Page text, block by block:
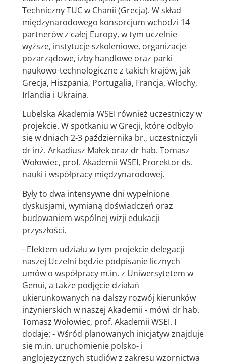
Techniczny TUC w Chanii (Grecja). W skład
międzynarodowego konsorcjum wchodzi 14
partnerów z całej Europy, w tym uczelnie
wyższe, instytucje szkoleniowe, organizacje
pozarządowe, izby handlowe oraz parki
naukowo-technologiczne z takich krajów, jak
Grecja, Hiszpania, Portugalia, Francja, Włochy,
Irlandia i Ukraina.
Lubelska Akademia WSEI również uczestniczy w
projekcie. W spotkaniu w Grecji, które odbyło
się w dniach 2-3 października br., uczestniczyli
dr inż. Arkadiusz Małek oraz dr hab. Tomasz
Wołowiec, prof. Akademii WSEI, Prorektor ds.
nauki i współpracy międzynarodowej.
Były to dwa intensywne dni wypełnione
dyskusjami, wymianą doświadczeń oraz
budowaniem wspólnej wizji edukacji
przyszłości.
- Efektem udziału w tym projekcie delegacji
naszej Uczelni będzie podpisanie licznych
umów o współpracy m.in. z Uniwersytetem w
Genui, a także podjęcie działań
ukierunkowanych na dalszy rozwój kierunków
inżynierskich w naszej Akademii - mówi dr hab.
Tomasz Wołowiec, prof. Akademii WSEI. I
dodaje: - Wśród planowanych inicjatyw znajduje
się m.in. uruchomienie polsko- i
anglojęzycznych studiów z zakresu wzornictwa